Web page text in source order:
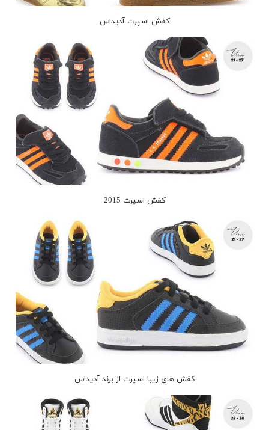
کفش اسپرت آدیداس
کفش اسپرت 2015
کفش های زیبا اسپرت از برند آدیداس